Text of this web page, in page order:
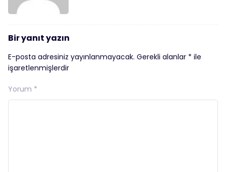
Bir yanıt yazın
E-posta adresiniz yayınlanmayacak. Gerekli alanlar * ile
işaretlenmişlerdir
Yorum *